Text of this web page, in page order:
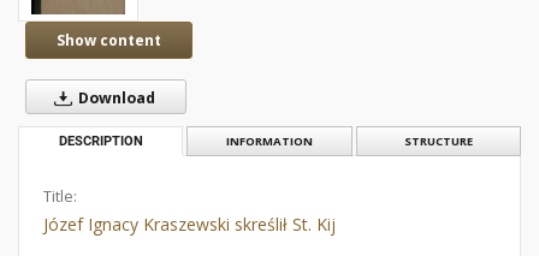
Show content
Download
DESCRIPTION INFORMATION STRUCTURE
Title:
Józef Ignacy Kraszewski skreślił St. Kij